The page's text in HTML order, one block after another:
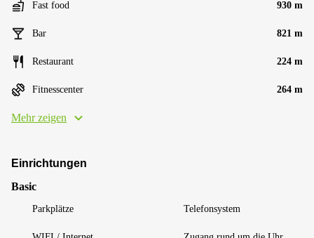
Fast food 930 m
Bar 821 m
Restaurant 224 m
Fitnesscenter 264 m
Mehr zeigen
Einrichtungen
Basic
Parkplätze Telefonsystem